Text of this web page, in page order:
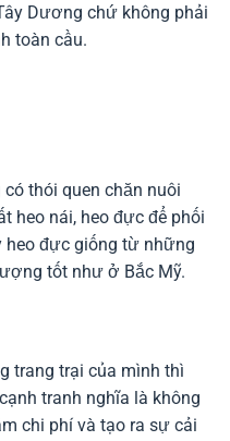
Dương chứ không phải
toàn cầu.
thói quen chăn nuôi
heo nái, heo đực để phối
heo đực giống từ những
tốt như ở Bắc Mỹ.
trang trại của mình thì
tranh nghĩa là không
chi phí và tạo ra sự cải